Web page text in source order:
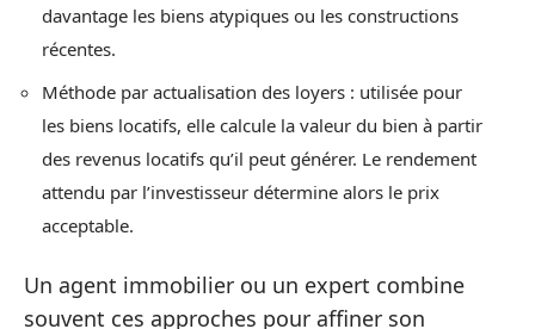
davantage les biens atypiques ou les constructions
récentes.
Méthode par actualisation des loyers : utilisée pour
les biens locatifs, elle calcule la valeur du bien à partir
des revenus locatifs qu’il peut générer. Le rendement
attendu par l’investisseur détermine alors le prix
acceptable.
Un agent immobilier ou un expert combine
souvent ces approches pour affiner son